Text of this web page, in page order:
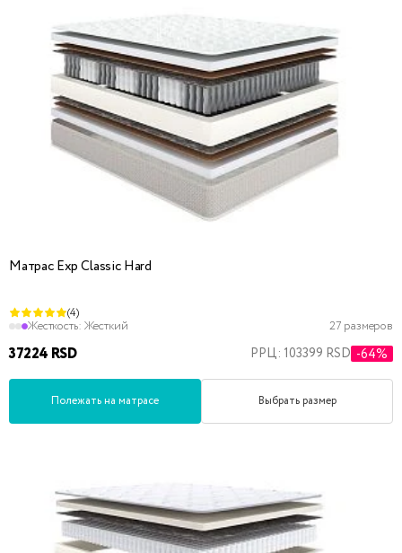
Матрас Exp Classic Hard
(4)
Жесткость: Жесткий 27 размеров
37224 RSD РРЦ: 103399 RSD -64%
Полежать на матрасе Выбрать размер